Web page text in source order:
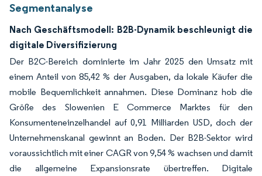
Segmentanalyse
Nach Geschäftsmodell: B2B-Dynamik beschleunigt die
digitale Diversifizierung
Der B2C-Bereich dominierte im Jahr 2025 den Umsatz mit
einem Anteil von 85,42 % der Ausgaben, da lokale Käufer die
mobile Bequemlichkeit annahmen. Diese Dominanz hob die
Größe des Slowenien E Commerce Marktes für den
Konsumenteneinzelhandel auf 0,91 Milliarden USD, doch der
Unternehmenskanal gewinnt an Boden. Der B2B-Sektor wird
voraussichtlich mit einer CAGR von 9,54 % wachsen und damit
die allgemeine Expansionsrate übertreffen. Digitale